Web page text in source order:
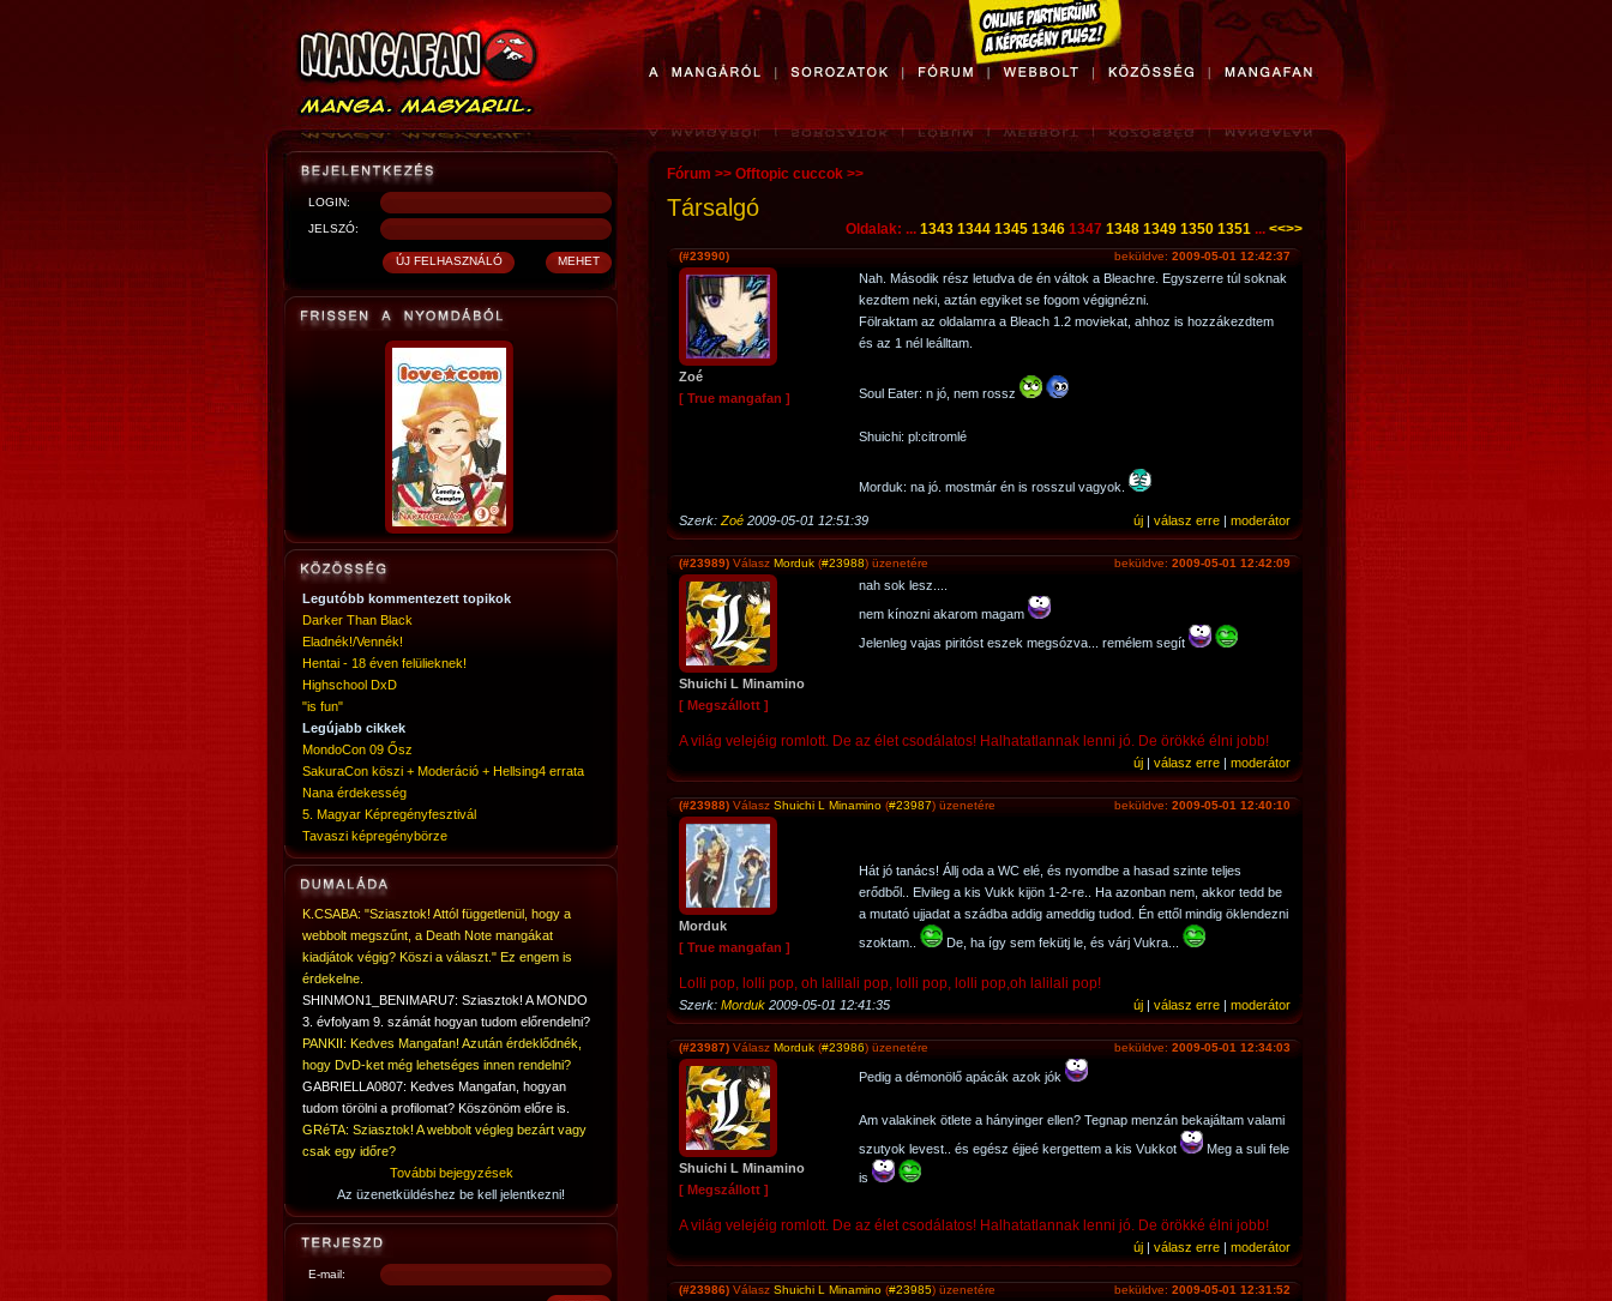
LOGIN:
JELSZÓ:
Legutóbb kommentezett topikok
Darker Than Black
Eladnék!/Vennék!
Hentai - 18 éven felülieknek!
Highschool DxD
"is fun"
Legújabb cikkek
MondoCon 09 Ősz
SakuraCon köszi + Moderáció + Hellsing4 errata
Nana érdekesség
5. Magyar Képregényfesztivál
Tavaszi képregénybörze
K.CSABA: "Sziasztok! Attól függetlenül, hogy a
webbolt megszűnt, a Death Note mangákat
kiadjátok végig? Köszi a választ." Ez engem is
érdekelne.
SHINMON1_BENIMARU7: Sziasztok! A MONDO
3. évfolyam 9. számát hogyan tudom előrendelni?
PANKII: Kedves Mangafan! Azután érdeklődnék,
hogy DvD-ket még lehetséges innen rendelni?
GABRIELLA0807: Kedves Mangafan, hogyan
tudom törölni a profilomat? Köszönöm előre is.
GRéTA: Sziasztok! A webbolt végleg bezárt vagy
csak egy időre?
További bejegyzések
Az üzenetküldéshez be kell jelentkezni!
E-mail:
Fórum >> Offtopic cuccok >>
Társalgó
Oldalak: ... 1343 1344 1345 1346 1347 1348 1349 1350 1351 ... <<>>
beküldve: 2009-05-01 12:42:37
(#23990)
Zoé
[ True mangafan ]
Nah. Második rész letudva de én váltok a Bleachre. Egyszerre túl soknak
kezdtem neki, aztán egyiket se fogom végignézni.
Fölraktam az oldalamra a Bleach 1.2 moviekat, ahhoz is hozzákezdtem
és az 1 nél leálltam.
Soul Eater: n jó, nem rossz
Shuichi: pl:citromlé
Morduk: na jó. mostmár én is rosszul vagyok.
új | válasz erre | moderátor
Szerk: Zoé 2009-05-01 12:51:39
beküldve: 2009-05-01 12:42:09
(#23989) Válasz Morduk (#23988) üzenetére
Shuichi L Minamino
[ Megszállott ]
nah sok lesz....
nem kínozni akarom magam
Jelenleg vajas piritóst eszek megsózva... remélem segít
A világ velejéig romlott. De az élet csodálatos! Halhatatlannak lenni jó. De örökké élni jobb!
új | válasz erre | moderátor
beküldve: 2009-05-01 12:40:10
(#23988) Válasz Shuichi L Minamino (#23987) üzenetére
Morduk
[ True mangafan ]
Hát jó tanács! Állj oda a WC elé, és nyomdbe a hasad szinte teljes
erődből.. Elvileg a kis Vukk kijön 1-2-re.. Ha azonban nem, akkor tedd be
a mutató ujjadat a szádba addig ameddig tudod. Én ettől mindig öklendezni
szoktam..
De, ha így sem fekütj le, és várj Vukra...
Lolli pop, lolli pop, oh lalilali pop, lolli pop, lolli pop,oh lalilali pop!
új | válasz erre | moderátor
Szerk: Morduk 2009-05-01 12:41:35
beküldve: 2009-05-01 12:34:03
(#23987) Válasz Morduk (#23986) üzenetére
Shuichi L Minamino
[ Megszállott ]
Pedig a démonölő apácák azok jók
Am valakinek ötlete a hányinger ellen? Tegnap menzán bekajáltam valami
szutyok levest.. és egész éjjeé kergettem a kis Vukkot
Meg a suli fele
is
A világ velejéig romlott. De az élet csodálatos! Halhatatlannak lenni jó. De örökké élni jobb!
új | válasz erre | moderátor
beküldve: 2009-05-01 12:31:52
(#23986) Válasz Shuichi L Minamino (#23985) üzenetére